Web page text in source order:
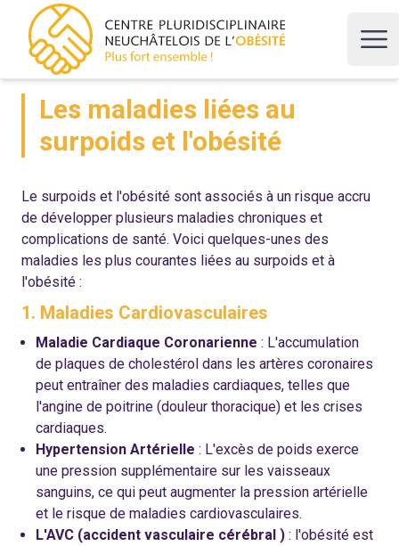
CPNO, centre pluridisciplinaire neuchâtelois de l'obésité
Les maladies liées au
surpoids et l'obésité
Le surpoids et l'obésité sont associés à un risque accru
de développer plusieurs maladies chroniques et
complications de santé. Voici quelques-unes des
maladies les plus courantes liées au surpoids et à
l'obésité :
1. Maladies Cardiovasculaires
Maladie Cardiaque Coronarienne : L'accumulation
de plaques de cholestérol dans les artères coronaires
peut entraîner des maladies cardiaques, telles que
l'angine de poitrine (douleur thoracique) et les crises
cardiaques.
Hypertension Artérielle : L'excès de poids exerce
une pression supplémentaire sur les vaisseaux
sanguins, ce qui peut augmenter la pression artérielle
et le risque de maladies cardiovasculaires.
L'AVC (accident vasculaire cérébral ) : l'obésité est